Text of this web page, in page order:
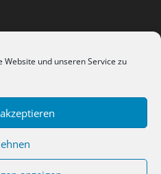
und unseren Service zu
Impressum / AGB
Richtlinie (EU)